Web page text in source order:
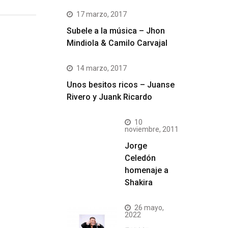
17 marzo, 2017
Subele a la música – Jhon
Mindiola & Camilo Carvajal
14 marzo, 2017
Unos besitos ricos – Juanse
Rivero y Juank Ricardo
10
noviembre, 2011
Jorge
Celedón
homenaje a
Shakira
26 mayo,
2022